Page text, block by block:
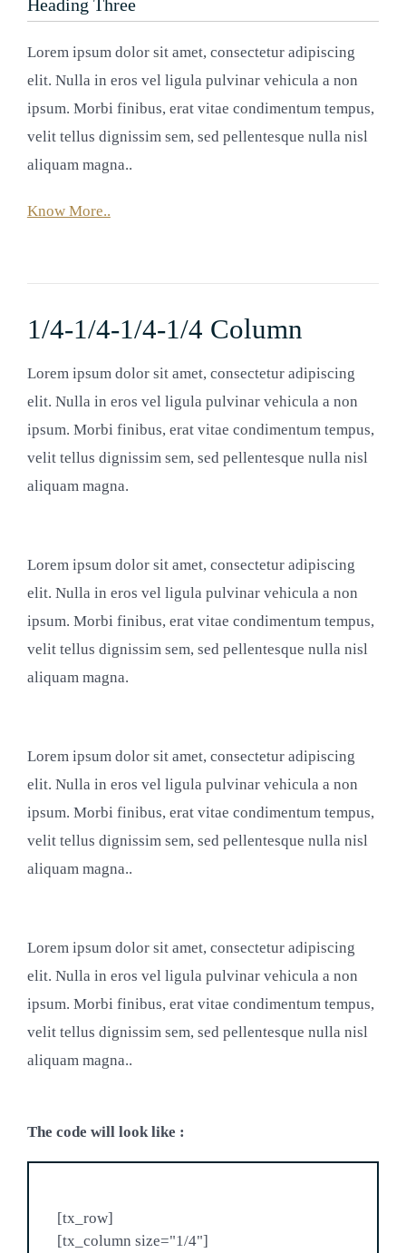
Heading Three
Lorem ipsum dolor sit amet, consectetur adipiscing
elit. Nulla in eros vel ligula pulvinar vehicula a non
ipsum. Morbi finibus, erat vitae condimentum tempus,
velit tellus dignissim sem, sed pellentesque nulla nisl
aliquam magna..
Know More..
1/4-1/4-1/4-1/4 Column
Lorem ipsum dolor sit amet, consectetur adipiscing
elit. Nulla in eros vel ligula pulvinar vehicula a non
ipsum. Morbi finibus, erat vitae condimentum tempus,
velit tellus dignissim sem, sed pellentesque nulla nisl
aliquam magna.
Lorem ipsum dolor sit amet, consectetur adipiscing
elit. Nulla in eros vel ligula pulvinar vehicula a non
ipsum. Morbi finibus, erat vitae condimentum tempus,
velit tellus dignissim sem, sed pellentesque nulla nisl
aliquam magna.
Lorem ipsum dolor sit amet, consectetur adipiscing
elit. Nulla in eros vel ligula pulvinar vehicula a non
ipsum. Morbi finibus, erat vitae condimentum tempus,
velit tellus dignissim sem, sed pellentesque nulla nisl
aliquam magna..
Lorem ipsum dolor sit amet, consectetur adipiscing
elit. Nulla in eros vel ligula pulvinar vehicula a non
ipsum. Morbi finibus, erat vitae condimentum tempus,
velit tellus dignissim sem, sed pellentesque nulla nisl
aliquam magna..
The code will look like :
[tx_row]
[tx_column size="1/4"]